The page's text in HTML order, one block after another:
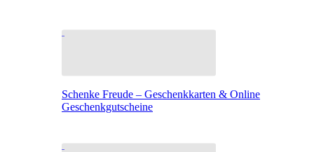
Schenke Freude – Geschenkkarten & Online
Geschenkgutscheine